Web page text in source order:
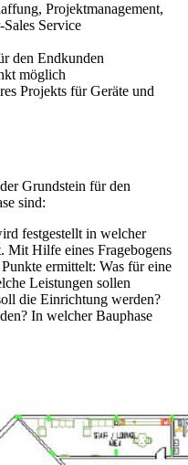
Projektmanagement,
Service
den Endkunden
möglich
Projekts für Geräte und
Grundstein für den
sind:
festgestellt in welcher
Mit Hilfe eines Fragebogens
ermittelt: Was für eine
Leistungen sollen
die Einrichtung werden?
In welcher Bauphase